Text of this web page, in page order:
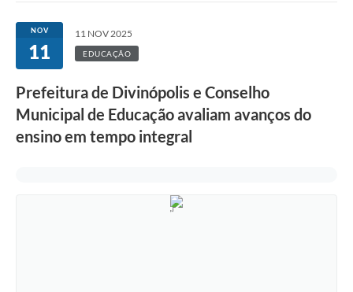
NOV
11
11 NOV 2025
EDUCAÇÃO
Prefeitura de Divinópolis e Conselho
Municipal de Educação avaliam avanços do
ensino em tempo integral